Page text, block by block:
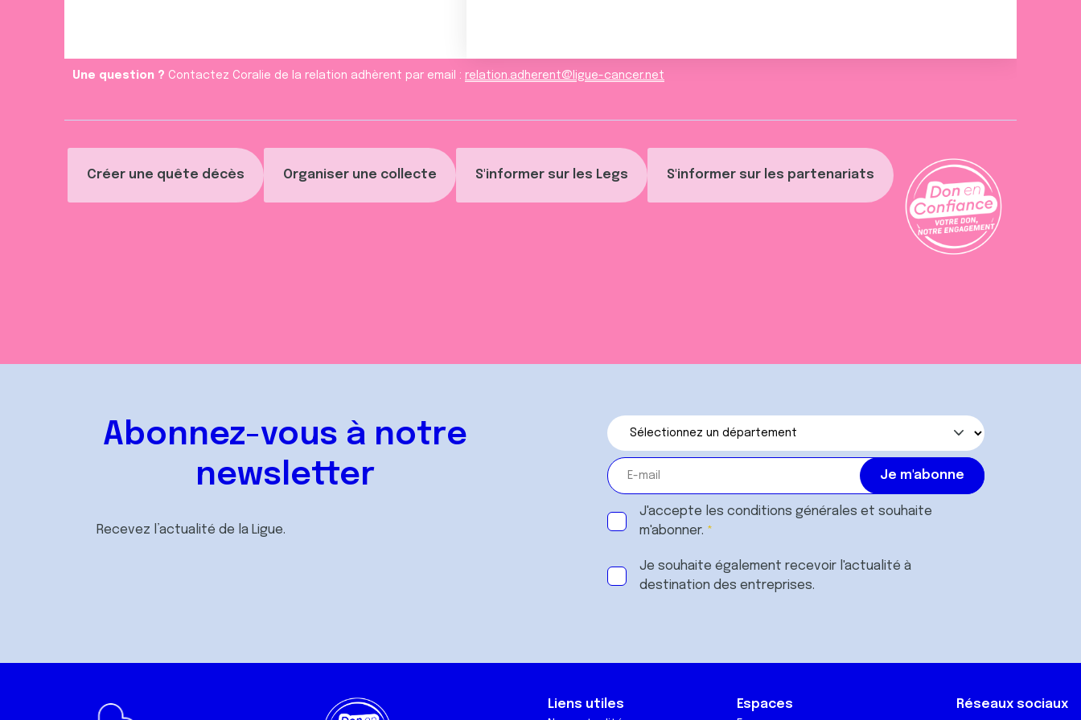
Créer une quête décès Organiser une collecte S'informer sur les Legs S'informer sur les partenariats
Une question ? Contactez Coralie de la relation adhèrent par email : relation.adherent@ligue-cancer.net
Abonnez-vous à notre
newsletter
Recevez l’actualité de la Ligue.
J'accepte les conditions générales et souhaite
m'abonner.
Je souhaite également recevoir l'actualité à
destination des entreprises.
Liens utiles Espaces Réseaux sociaux